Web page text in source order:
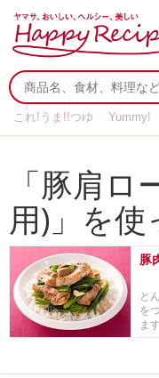
これ!うま!!つゆ Yummy!
「豚肩
用)」を
豚
と
を
ま